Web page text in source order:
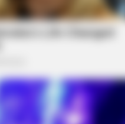
BRAINBERRIES
The Way You
Iconic And